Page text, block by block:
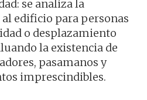
se analiza la
edificio para personas
o desplazamiento
la existencia de
pasamanos y
imprescindibles.